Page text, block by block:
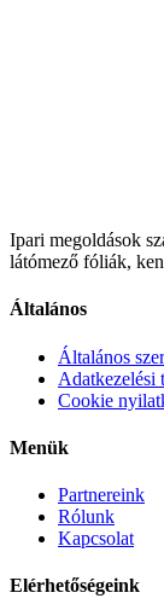
Ipari megoldások
látómező fóliák,
Általános
Általános
Adatkezelési
Cookie
Menük
Partnereink
Rólunk
Kapcsolat
Elérhetőségeink